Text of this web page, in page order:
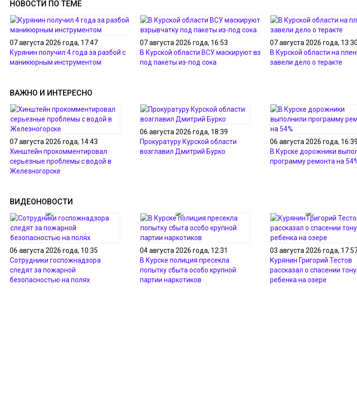
НОВОСТИ ПО ТЕМЕ
07 августа 2026 года, 17:47
Курянин получил 4 года за разбой с
маникюрным инструментом
07 августа 2026 года, 16:53
В Курской области ВСУ маскируют взрывчатку
под пакеты из-под сока
07 августа 2026 года, 13:30
В Курской области на
завели дело о теракте
ВАЖНО И ИНТЕРЕСНО
07 августа 2026 года, 14:43
Хинштейн прокомментировал
серьезные проблемы с водой в
Железногорске
06 августа 2026 года, 18:39
Прокуратуру Курской области
возглавил Дмитрий Бурко
06 августа 2026 года, 16:39
В Курске дорожники
программу ремонта на
ВИДЕОНОВОСТИ
06 августа 2026 года, 10:35
Сотрудники госпожнадзора
следят за пожарной
безопасностью на полях
04 августа 2026 года, 12:31
В Курске полиция пресекла
попытку сбыта особо крупной
партии наркотиков
03 августа 2026 года,
Курянин Григорий Тестов
рассказал о спасении
ребенка на озере